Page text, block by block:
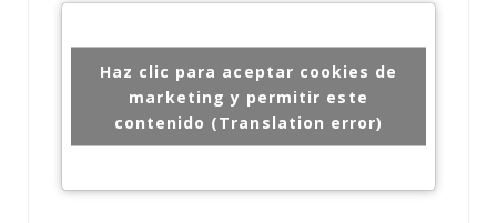
Haz clic para aceptar cookies de
marketing y permitir este
contenido (Translation error)